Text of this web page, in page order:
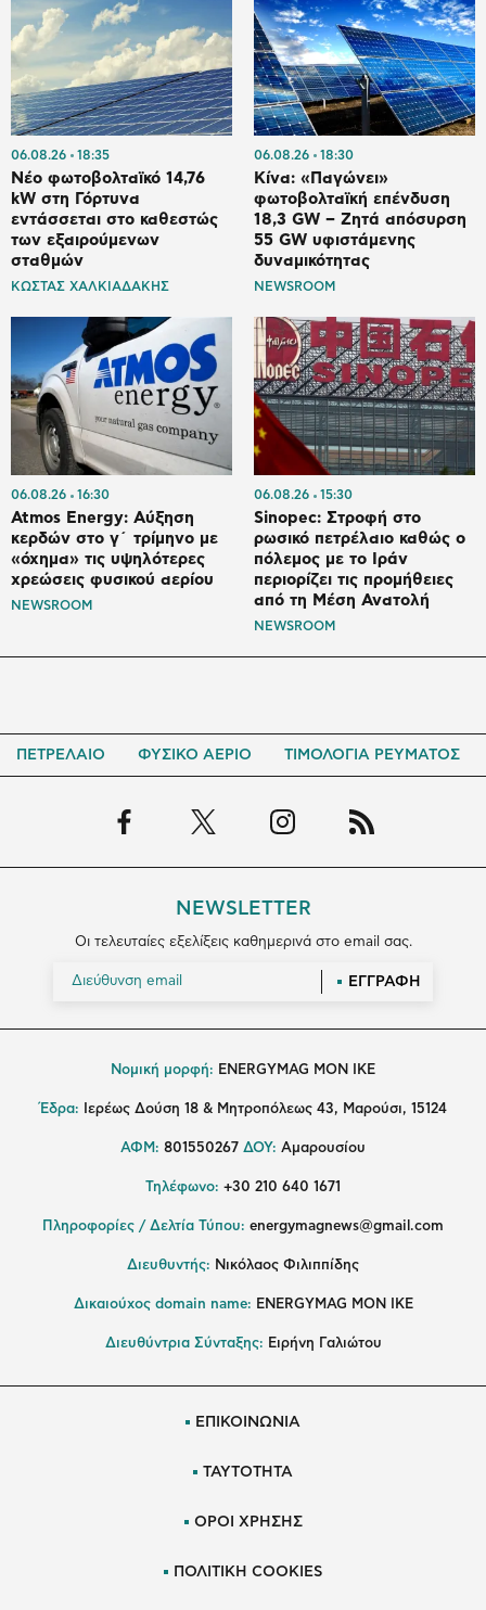
06.08.26 18:35
Νέο φωτοβολταϊκό 14,76
kW στη Γόρτυνα
εντάσσεται στο καθεστώς
των εξαιρούμενων
σταθμών
ΚΩΣΤΑΣ ΧΑΛΚΙΑΔΑΚΗΣ
06.08.26 18:30
Κίνα: «Παγώνει»
φωτοβολταϊκή επένδυση
18,3 GW – Ζητά απόσυρση
55 GW υφιστάμενης
δυναμικότητας
NEWSROOM
06.08.26 16:30
Atmos Energy: Αύξηση
κερδών στο γ΄ τρίμηνο με
«όχημα» τις υψηλότερες
χρεώσεις φυσικού αερίου
NEWSROOM
06.08.26 15:30
Sinopec: Στροφή στο
ρωσικό πετρέλαιο καθώς ο
πόλεμος με το Ιράν
περιορίζει τις προμήθειες
από τη Μέση Ανατολή
NEWSROOM
ΠΕΤΡΕΛΑΙΟ ΦΥΣΙΚΟ ΑΕΡΙΟ ΤΙΜΟΛΟΓΙΑ ΡΕΥΜΑΤΟΣ
NEWSLETTER
Οι τελευταίες εξελίξεις καθημερινά στο email σας.
ΕΓΓΡΑΦΗ
Νομική μορφή: ENERGYMAG MON IKE
Έδρα: Ιερέως Δούση 18 & Μητροπόλεως 43, Μαρούσι, 15124
ΑΦΜ: 801550267 ΔΟΥ: Αμαρουσίου
Τηλέφωνο: +30 210 640 1671
Πληροφορίες / Δελτία Τύπου: energymagnews@gmail.com
Διευθυντής: Νικόλαος Φιλιππίδης
Δικαιούχος domain name: ENERGYMAG ΜΟΝ ΙΚΕ
Διευθύντρια Σύνταξης: Ειρήνη Γαλιώτου
ΕΠΙΚΟΙΝΩΝΙΑ
ΤΑΥΤΟΤΗΤΑ
ΟΡΟΙ ΧΡΗΣΗΣ
ΠΟΛΙΤΙΚΗ COOKIES